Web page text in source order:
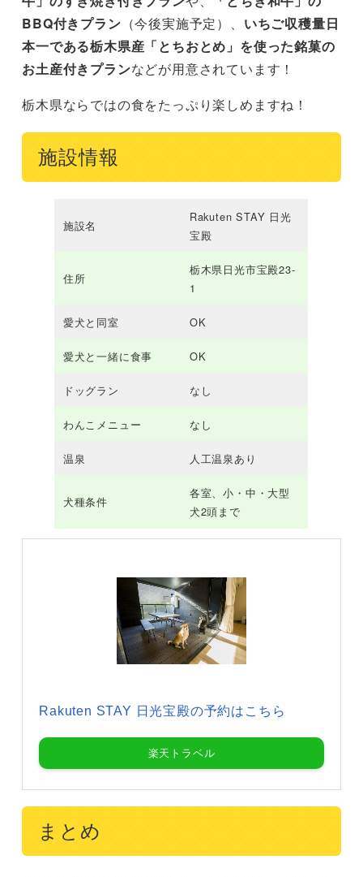
BBQ付きプラン （今後実施予定）、 いちご収穫量日
本一である栃木県産「とちおとめ」を使った銘菓の
お土産付きプランなどが用意されています！
栃木県ならではの食をたっぷり楽しめますね！
施設情報
施設名
Rakuten STAY 日光
宝殿
住所
栃木県日光市宝殿23-
1
愛犬と同室 OK
愛犬と一緒に食事 OK
ドッグラン なし
わんこメニュー なし
温泉 人工温泉あり
犬種条件
各室、小・中・大型
犬2頭まで
Rakuten STAY 日光宝殿の予約はこちら
楽天トラベル
まとめ